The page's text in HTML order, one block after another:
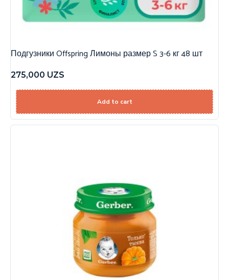
Подгузники Offspring Лимоны размер S 3-6 кг 48 шт
275,000 UZS
Add to cart